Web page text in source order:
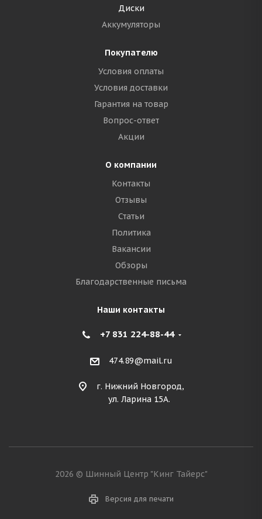
Диски
Аккумуляторы
Покупателю
Условия оплаты
Условия доставки
Гарантия на товар
Вопрос-ответ
Акции
О компании
Контакты
Отзывы
Статьи
Политика
Вакансии
Обзоры
Благодарственные письма
Наши контакты
+7 831 224-88-44
474.89@mail.ru
г. Нижний Новгород,
ул. Ларина 15А.
2026 © Шинный Центр "Кинг Тайерс"
Версия для печати